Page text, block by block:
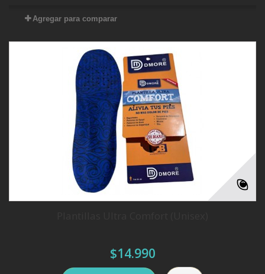
Agregar para comparar
$14.990